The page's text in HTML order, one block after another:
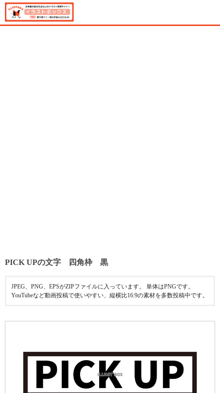
PICK UPの文字 四角枠 黒
JPEG、PNG、EPSがZIPファイルに入っています。 単体はPNGです。
YouTubeなど動画投稿で使いやすい、縦横比16:9の素材を多数投稿中です。